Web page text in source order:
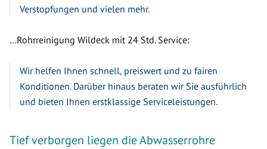
Verstopfungen und vielen mehr.
…Rohrreinigung Wildeck mit 24 Std. Service:
Wir helfen Ihnen schnell, preiswert und zu fairen
Konditionen. Darüber hinaus beraten wir Sie ausführlich
und bieten Ihnen erstklassige Serviceleistungen.
Tief verborgen liegen die Abwasserrohre